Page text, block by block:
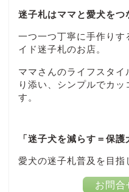
迷子札はママと愛犬をつ
一つ一つ丁寧に手作りす
イド迷子札のお店。
ママさんのライフスタ
り添い、シンプルでカ
す。
「迷子犬を減らす＝保護
愛犬の迷子札普及を目指
お問合